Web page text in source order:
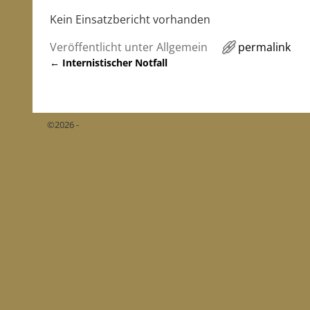
Kein Einsatzbericht vorhanden
Veröffentlicht unterAllgemein permalink
← Internistischer Notfall
©2026 -